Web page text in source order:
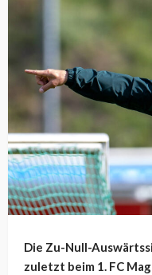
Die Zu-Null-
zuletzt beim 1. FC